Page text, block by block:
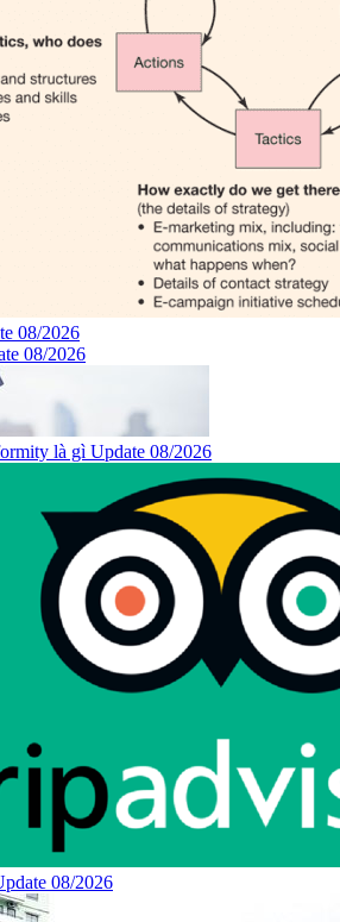
08/2026
08/2026
là gì Update 08/2026
08/2026